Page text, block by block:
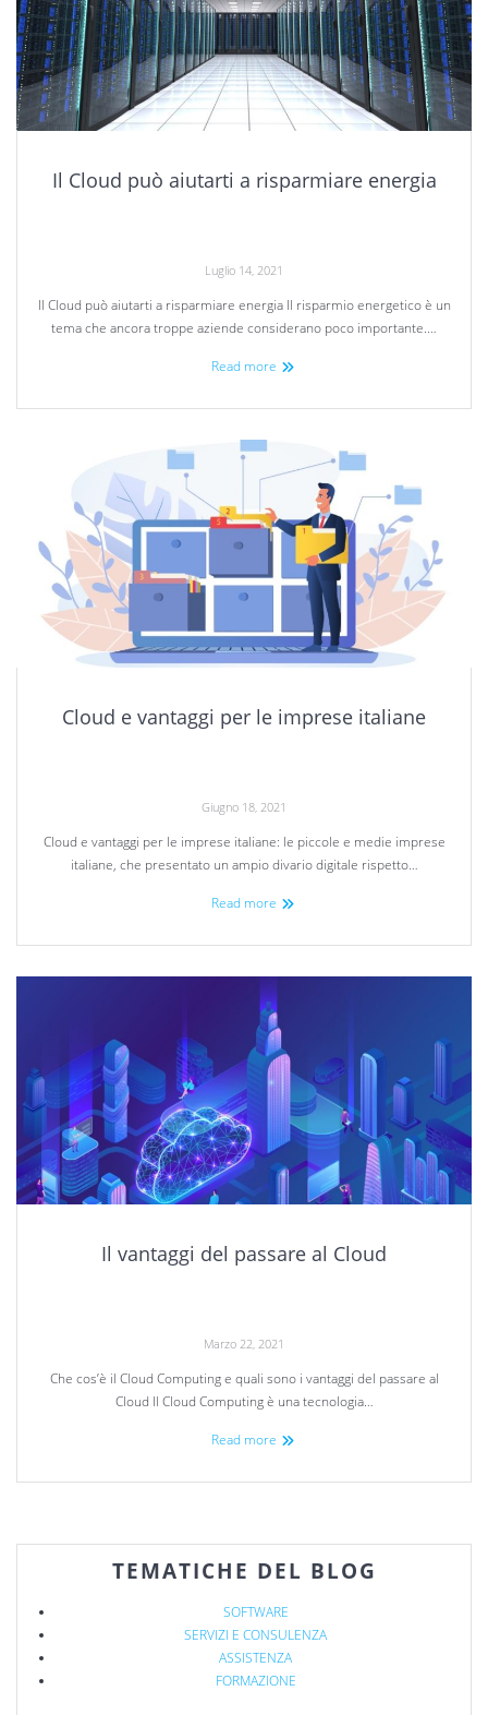
Il Cloud può aiutarti a risparmiare energia
Luglio 14, 2021
Il Cloud può aiutarti a risparmiare energia Il risparmio energetico è un
tema che ancora troppe aziende considerano poco importante.…
Read more
Cloud e vantaggi per le imprese italiane
Giugno 18, 2021
Cloud e vantaggi per le imprese italiane: le piccole e medie imprese
italiane, che presentato un ampio divario digitale rispetto…
Read more
Il vantaggi del passare al Cloud
Marzo 22, 2021
Che cos’è il Cloud Computing e quali sono i vantaggi del passare al
Cloud Il Cloud Computing è una tecnologia…
Read more
TEMATICHE DEL BLOG
SOFTWARE
SERVIZI E CONSULENZA
ASSISTENZA
FORMAZIONE